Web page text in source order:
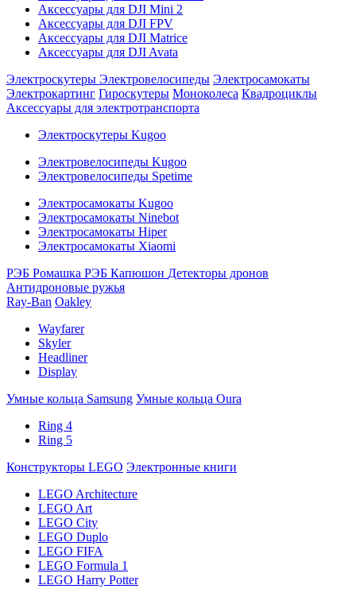
Аксессуары для DJI Mini 2
Аксессуары для DJI FPV
Аксессуары для DJI Matrice
Аксессуары для DJI Avata
Электроскутеры Электровелосипеды Электросамокаты
Электрокартинг Гироскутеры Моноколеса Квадроциклы
Аксессуары для электротранспорта
Электроскутеры Kugoo
Электровелосипеды Kugoo
Электровелосипеды Spetime
Электросамокаты Kugoo
Электросамокаты Ninebot
Электросамокаты Hiper
Электросамокаты Xiaomi
РЭБ Ромашка РЭБ Капюшон Детекторы дронов
Антидроновые ружья
Ray-Ban Oakley
Wayfarer
Skyler
Headliner
Display
Умные кольца Samsung Умные кольца Oura
Ring 4
Ring 5
Конструкторы LEGO Электронные книги
LEGO Architecture
LEGO Art
LEGO City
LEGO Duplo
LEGO FIFA
LEGO Formula 1
LEGO Harry Potter